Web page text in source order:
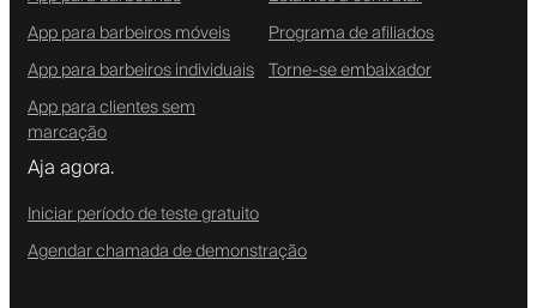
App para barbeiros móveis
App para barbeiros individuais
App para clientes sem
marcação
Programa de afiliados
Torne-se embaixador
Aja agora.
Iniciar período de teste gratuito
Agendar chamada de demonstração